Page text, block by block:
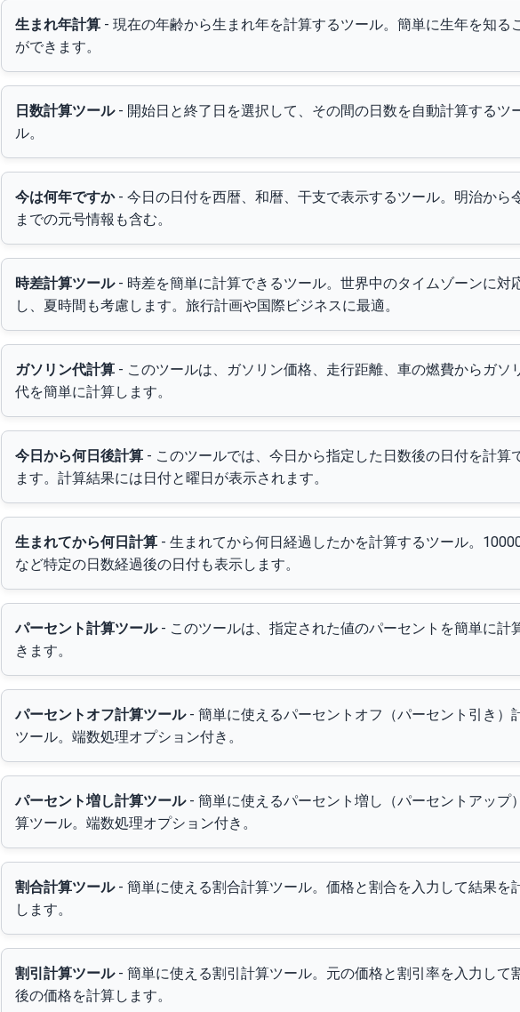
生まれ年計算 - 現在の年齢から生まれ年を計算するツール。簡単に生年を知る
ができます。
日数計算ツール- 開始日と終了日を選択して、その間の日数を自動計算するツ
ル。
今は何年ですか- 今日の日付を西暦、和暦、干支で表示するツール。明治から
までの元号情報も含む。
時差計算ツール- 時差を簡単に計算できるツール。世界中のタイムゾーンに対
し、夏時間も考慮します。旅行計画や国際ビジネスに最適。
ガソリン代計算 - このツールは、ガソリン価格、走行距離、車の燃費からガソ
代を簡単に計算します。
今日から何日後計算 - このツールでは、今日から指定した日数後の日付を計算
ます。計算結果には日付と曜日が表示されます。
生まれてから何日計算 - 生まれてから何日経過したかを計算するツール。
など特定の日数経過後の日付も表示します。
パーセント計算ツール- このツールは、指定された値のパーセントを簡単に計
きます。
パーセントオフ計算ツール- 簡単に使えるパーセントオフ（パーセント引き）
ツール。端数処理オプション付き。
パーセント増し計算ツール- 簡単に使えるパーセント増し（パーセントアップ
算ツール。端数処理オプション付き。
割合計算ツール- 簡単に使える割合計算ツール。価格と割合を入力して結果を
します。
割引計算ツール- 簡単に使える割引計算ツール。元の価格と割引率を入力して
後の価格を計算します。